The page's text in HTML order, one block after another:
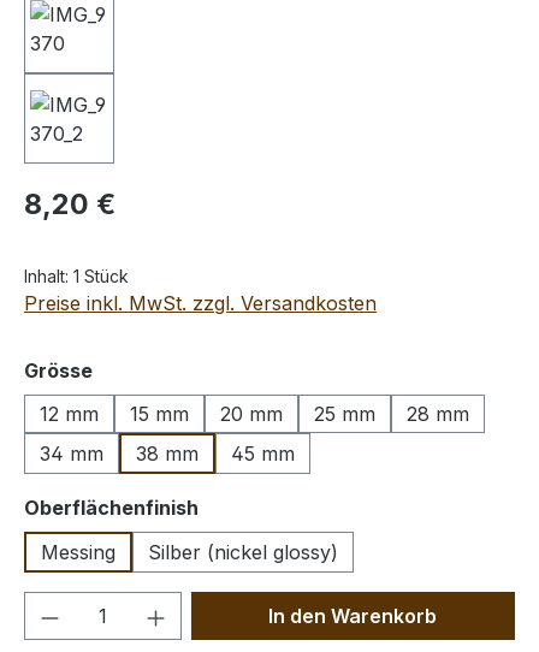
Regulärer Preis:
8,20 €
Inhalt: 1 Stück
Preise inkl. MwSt. zzgl. Versandkosten
Grösseauswählen
12 mm
15 mm 20 mm 25 mm
28 mm
34 mm
38 mm 45 mm
Oberflächenfinish
Messing
Silber (nickel glossy)
Produkt Anzahl: Gib denIn den Warenkorb